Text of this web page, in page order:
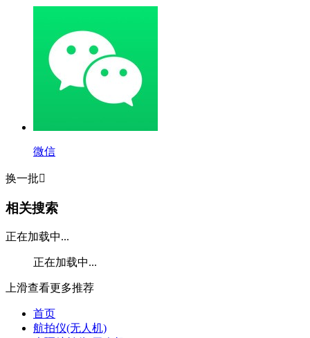
微信
换一批
相关搜索
正在加载中...
正在加载中...
上滑查看更多推荐
首页
航拍仪(无人机)